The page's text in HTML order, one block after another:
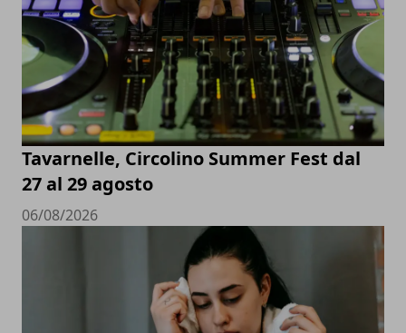
Tavarnelle, Circolino Summer Fest dal
27 al 29 agosto
06/08/2026